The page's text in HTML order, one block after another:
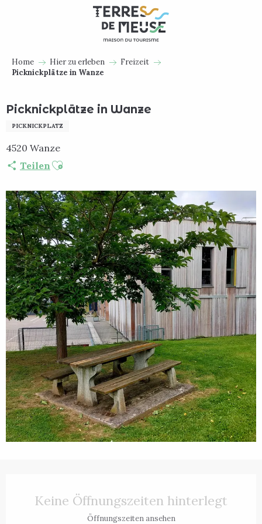
Home Hier zu erleben
Freizeit
Picknickplätze in Wanze
Picknickplätze in Wanze
PICKNICKPLATZ
4520 Wanze
Teilen Ajouter aux favoris
Keine Öffnungszeiten hinterlegt
Öffnungszeiten ansehen